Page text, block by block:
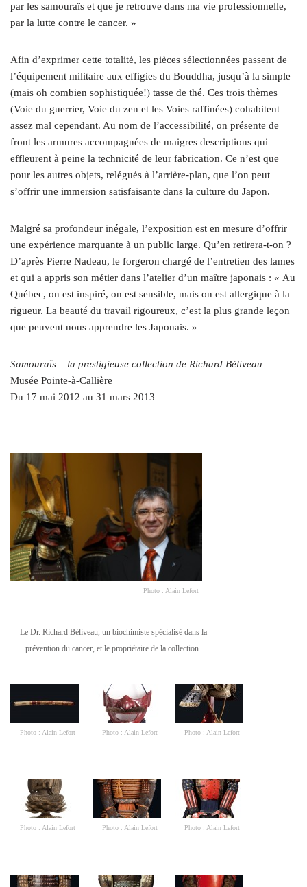
par les samouraïs et que je retrouve dans ma vie professionnelle,
par la lutte contre le cancer. »
Afin d’exprimer cette totalité, les pièces sélectionnées passent de
l’équipement militaire aux effigies du Bouddha, jusqu’à la simple
(mais oh combien sophistiquée!) tasse de thé. Ces trois thèmes
(Voie du guerrier, Voie du zen et les Voies raffinées) cohabitent
assez mal cependant. Au nom de l’accessibilité, on présente de
front les armures accompagnées de maigres descriptions qui
effleurent à peine la technicité de leur fabrication. Ce n’est que
pour les autres objets, relégués à l’arrière-plan, que l’on peut
s’offrir une immersion satisfaisante dans la culture du Japon.
Malgré sa profondeur inégale, l’exposition est en mesure d’offrir
une expérience marquante à un public large. Qu’en retirera-t-on ?
D’après Pierre Nadeau, le forgeron chargé de l’entretien des lames
et qui a appris son métier dans l’atelier d’un maître japonais : « Au
Québec, on est inspiré, on est sensible, mais on est allergique à la
rigueur. La beauté du travail rigoureux, c’est la plus grande leçon
que peuvent nous apprendre les Japonais. »
Samouraïs – la prestigieuse collection de Richard Béliveau
Musée Pointe-à-Callière
Du 17 mai 2012 au 31 mars 2013
Photo : Alain Lefort
Le Dr. Richard Béliveau, un biochimiste spécialisé dans la
prévention du cancer, et le propriétaire de la collection.
Photo : Alain Lefort Photo : Alain Lefort Photo : Alain Lefort
Photo : Alain Lefort Photo : Alain Lefort Photo : Alain Lefort